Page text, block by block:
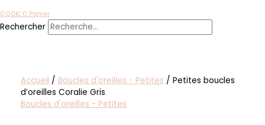
0.00€ 0 Panier
Rechercher
Accueil / Boucles d'oreilles - Petites / Petites boucles
d’oreilles Coralie Gris
Boucles d'oreilles - Petites